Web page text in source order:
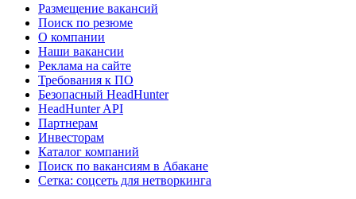
Размещение вакансий
Поиск по резюме
О компании
Наши вакансии
Реклама на сайте
Требования к ПО
Безопасный HeadHunter
HeadHunter API
Партнерам
Инвесторам
Каталог компаний
Поиск по вакансиям в Абакане
Сетка: соцсеть для нетворкинга